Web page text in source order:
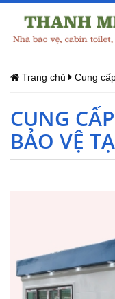
Trang chủ Cung
CUNG
BẢO VỆ